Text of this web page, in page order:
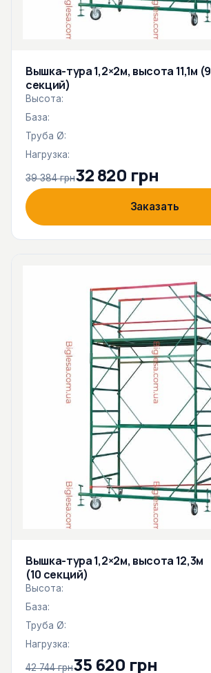
Вышка-тура 1,2×2м, высота 11,1м (9
секций)
Высота:
База:
Труба Ø:
Нагрузка:
39 384 грн32 820 грн
Заказать
Вышка-тура 1,2×2м, высота 12,3м
(10 секций)
Высота:
База:
Труба Ø:
Нагрузка:
42 744 грн35 620 грн